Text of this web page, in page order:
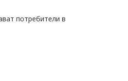
потребители в